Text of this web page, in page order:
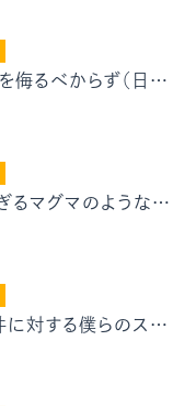
商品撮影を侮るべからず（日曜日の憂鬱）
沸々とたぎるマグマのような感覚は、もう手に入らない
非EC案件に対する僕らのスタンスについて